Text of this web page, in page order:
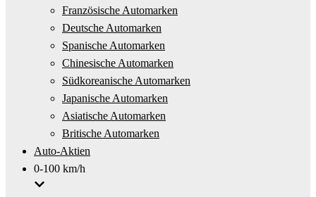
Französische Automarken
Deutsche Automarken
Spanische Automarken
Chinesische Automarken
Südkoreanische Automarken
Japanische Automarken
Asiatische Automarken
Britische Automarken
Auto-Aktien
0-100 km/h